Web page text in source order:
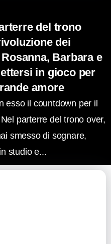
del trono
dei
Barbara e
in gioco per
amore
esso il countdown per il
parterre del trono over,
smesso di sognare,
studio e...